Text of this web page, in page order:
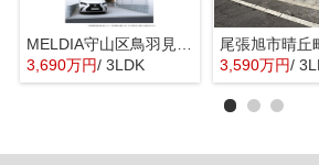
MELDIA守山区鳥羽見全１棟【仲介手数料無料 鳥羽見小】
3,690万円/ 3LDK
3,590万円/